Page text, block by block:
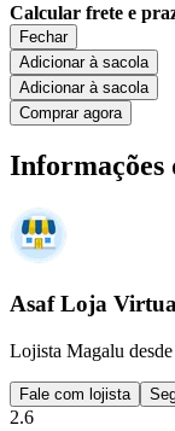
Calcular frete e
Fechar
Adicionar à sacola
Adicionar à sacola
Comprar agora
Informações
Asaf Loja
Lojista Magalu
Fale com lojista
2.6